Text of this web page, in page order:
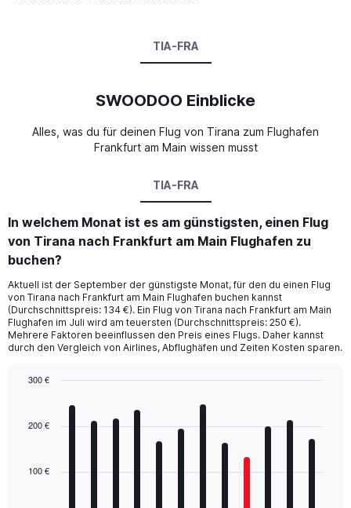
TIA-FRA
SWOODOO Einblicke
Alles, was du für deinen Flug von Tirana zum Flughafen
Frankfurt am Main wissen musst
TIA-FRA
In welchem Monat ist es am günstigsten, einen Flug
von Tirana nach Frankfurt am Main Flughafen zu
buchen?
Aktuell ist der September der günstigste Monat, für den du einen Flug
von Tirana nach Frankfurt am Main Flughafen buchen kannst
(Durchschnittspreis: 134 €). Ein Flug von Tirana nach Frankfurt am Main
Flughafen im Juli wird am teuersten (Durchschnittspreis: 250 €).
Mehrere Faktoren beeinflussen den Preis eines Flugs. Daher kannst
durch den Vergleich von Airlines, Abflughäfen und Zeiten Kosten sparen.
with
The
100 €
200 €
300 €